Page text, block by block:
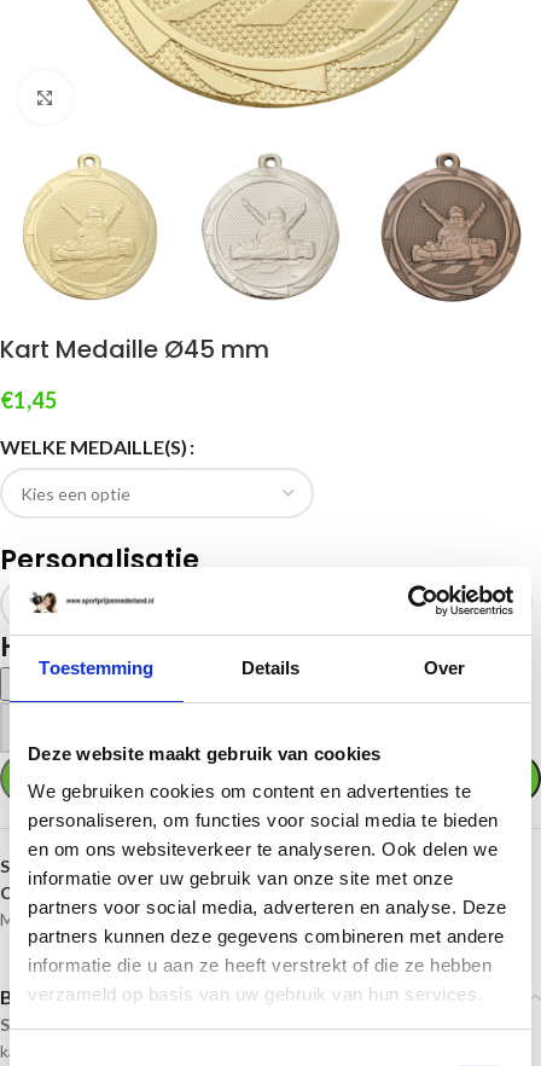
Toestemming Details Over
Deze website maakt gebruik van cookies
We gebruiken cookies om content en advertenties te
personaliseren, om functies voor social media te bieden
en om ons websiteverkeer te analyseren. Ook delen we
informatie over uw gebruik van onze site met onze
partners voor social media, adverteren en analyse. Deze
partners kunnen deze gegevens combineren met andere
informatie die u aan ze heeft verstrekt of die ze hebben
verzameld op basis van uw gebruik van hun services.
Toestemmingsselectie
Klik om te vergroten
Kart Medaille Ø45 mm
€1,45
WELKE MEDAILLE(S)
Personalisatie
Halslint
Klik hier voor uw halslint
SKU:
Categorieën:
Bronzen medailles
Middelgrote medailles,Motor-autosport, Zilveren medailles
Beschrijving
Sportprijzennederland.nllevert deze medailles direct uit voorraad. En
kan daardoor